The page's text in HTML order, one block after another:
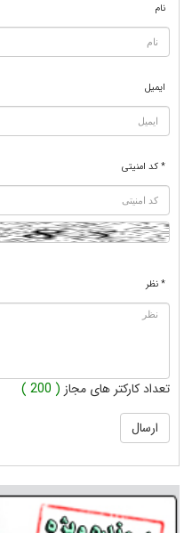
نام
ایمیل
* کد امنیتی
* نظر
تعداد کارکتر های مجاز ( 200 )